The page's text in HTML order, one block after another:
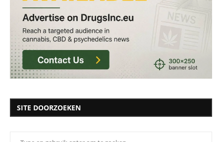
SITE DOORZOEKEN